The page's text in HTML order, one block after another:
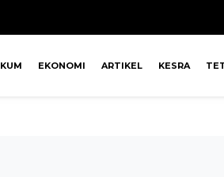
EKONOMI ARTIKEL KESRA